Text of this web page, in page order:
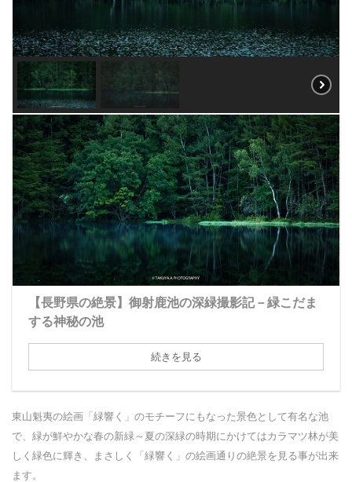
【長野県の絶景】御射鹿池の深緑撮影記－緑こだま
する神秘の池
続きを見る
東山魁夷の絵画「緑響く」のモチーフにもなった景色として有名な池
で、緑が鮮やかな春の新緑～夏の深緑の時期にかけてはカラマツ林が美
しく緑色に輝き、まさしく「緑響く」の絵画通りの絶景を見る事が出来
ます。